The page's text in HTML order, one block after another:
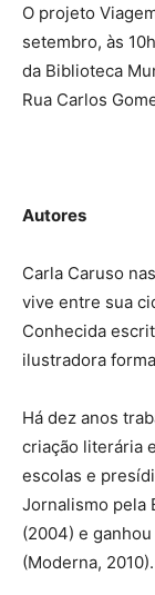
O projeto
setembro, às
da Biblioteca
Rua Carlos
Autores
Carla Caruso
vive entre sua
Conhecida
ilustradora
Há dez anos
criação literária
escolas e
Jornalismo pela
(2004) e
(Moderna, 2010).